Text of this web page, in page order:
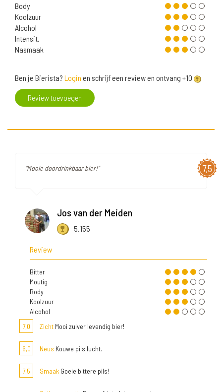
Body
Koolzuur
Alcohol
Intensit.
Nasmaak
Ben je Bierista? Login en schrijf een review en ontvang +10
Review toevoegen
7,5
"Mooie doordrinkbaar bier!"
Jos van der Meiden
5.155
Review
Bitter
Moutig
Body
Koolzuur
Alcohol
7,0
Zicht Mooi zuiver levendig bier!
6,0 Neus Kouwe pils lucht.
7,5 Smaak Goeie bittere pils!